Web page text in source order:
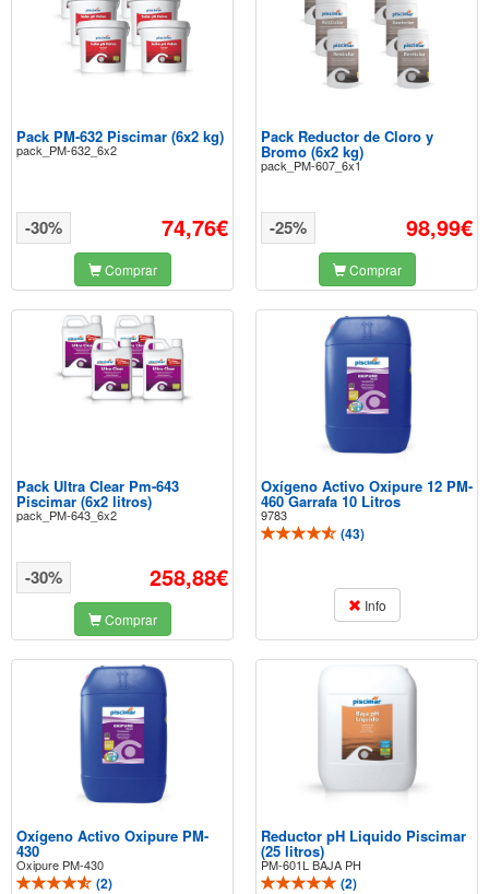
Pack PM-632 Piscimar (6x2 kg)
pack_PM-632_6x2
74,76€
-30%
Comprar
Pack Reductor de Cloro y
Bromo (6x2 kg)
pack_PM-607_6x1
98,99€
-25%
Comprar
Pack Ultra Clear Pm-643
Piscimar (6x2 litros)
pack_PM-643_6x2
258,88€
-30%
Comprar
Oxígeno Activo Oxipure 12 PM-
460 Garrafa 10 Litros
9783
(43)
Info
Oxígeno Activo Oxipure PM-
430
Oxipure PM-430
(2)
Reductor pH Liquido Piscimar
(25 litros)
PM-601L BAJA PH
(2)